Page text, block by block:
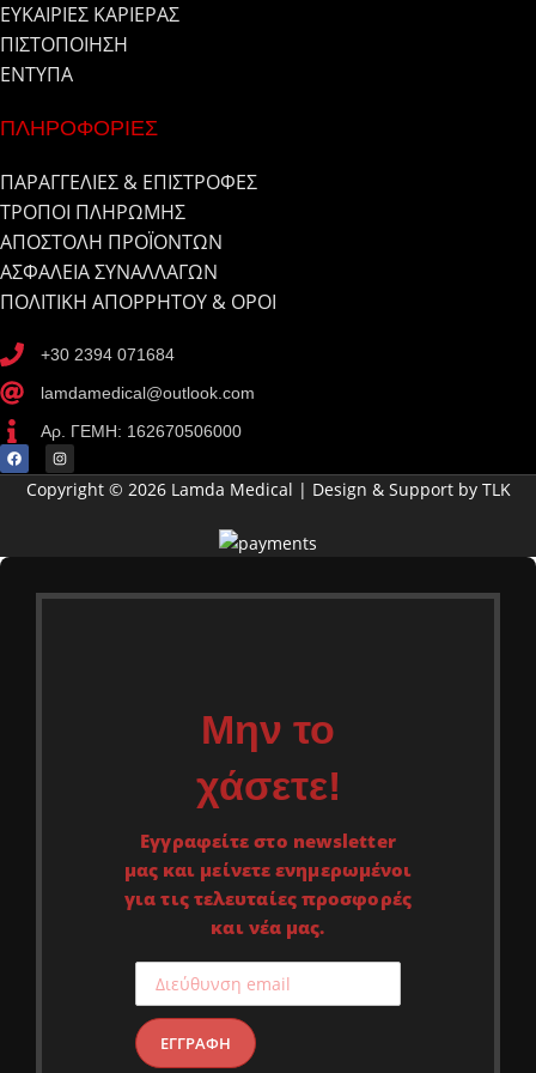
ΕΥΚΑΙΡΙΕΣ ΚΑΡΙΕΡΑΣ
ΠΙΣΤΟΠΟΙΗΣΗ
ΕΝΤΥΠΑ
ΠΛΗΡΟΦΟΡΙΕΣ
ΠΑΡΑΓΓΕΛΙΕΣ & ΕΠΙΣΤΡΟΦΕΣ
ΤΡΟΠΟΙ ΠΛΗΡΩΜΗΣ
ΑΠΟΣΤΟΛΗ ΠΡΟΪΟΝΤΩΝ
ΑΣΦΑΛΕΙΑ ΣΥΝΑΛΛΑΓΩΝ
ΠΟΛΙΤΙΚΗ ΑΠΟΡΡΗΤΟΥ & ΟΡΟΙ
+30 2394 071684
lamdamedical@outlook.com
Αρ. ΓΕΜΗ: 162670506000
Copyright © 2026 Lamda Medical | Design & Support by TLK
Μην το
χάσετε!
Εγγραφείτε στο newsletter
μας και μείνετε ενημερωμένοι
για τις τελευταίες προσφορές
και νέα μας.